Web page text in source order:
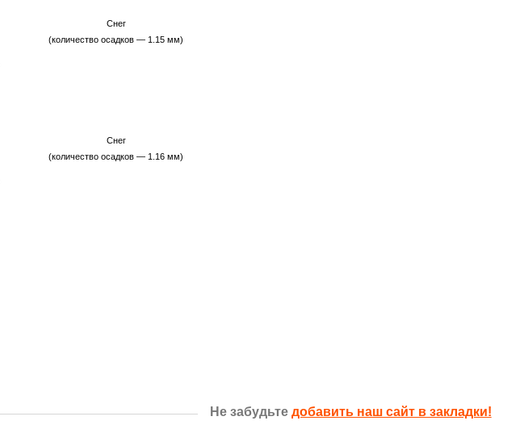
Cнег
(количество осадков — 1.15 мм)
Cнег
(количество осадков — 1.16 мм)
Не забудьте добавить наш сайт в закладки!